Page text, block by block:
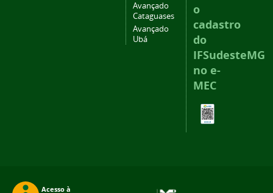
Avançado
Cataguases
Avançado
Ubá
o
cadastro
do
IFSudesteMG
no e-
MEC